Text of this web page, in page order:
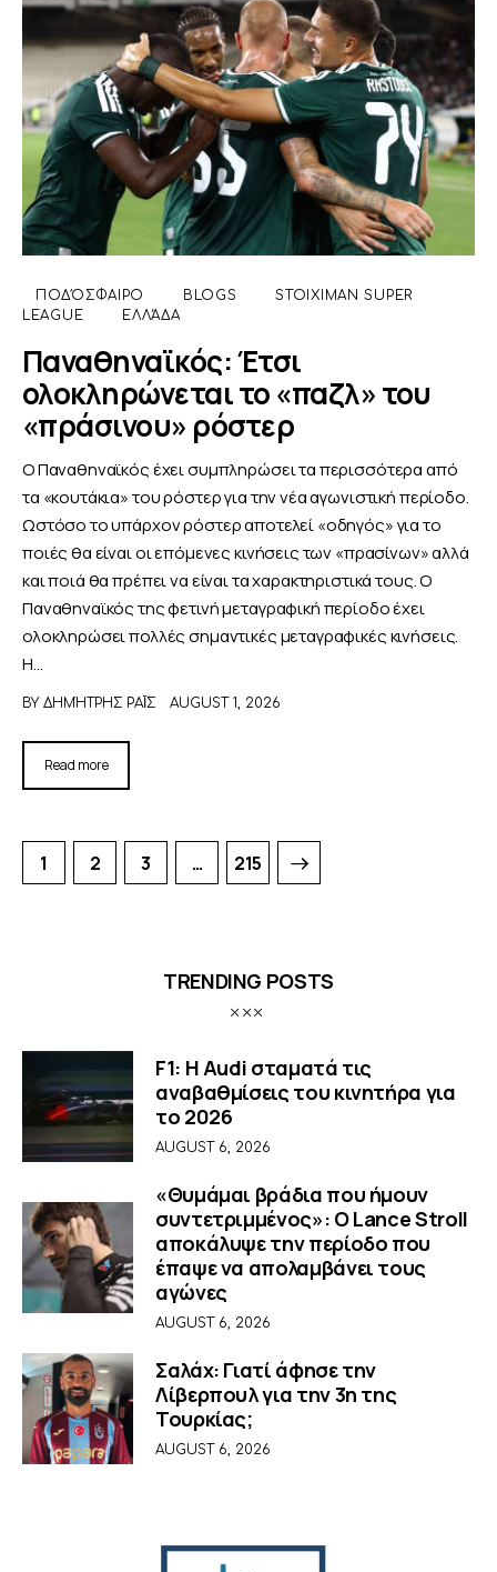
ΠΟΔΌΣΦΑΙΡΟ BLOGS
STOIXIMAN SUPER
LEAGUE
ΕΛΛΆΔΑ
Παναθηναϊκός: Έτσι
ολοκληρώνεται το «παζλ» του
«πράσινου» ρόστερ
Ο Παναθηναϊκός έχει συμπληρώσει τα περισσότερα από
τα «κουτάκια» του ρόστερ για την νέα αγωνιστική περίοδο.
Ωστόσο το υπάρχον ρόστερ αποτελεί «οδηγός» για το
ποιές θα είναι οι επόμενες κινήσεις των «πρασίνων» αλλά
και ποιά θα πρέπει να είναι τα χαρακτηριστικά τους. Ο
Παναθηναϊκός της φετινή μεταγραφική περίοδο έχει
ολοκληρώσει πολλές σημαντικές μεταγραφικές κινήσεις.
Η…
BY ΔΗΜΉΤΡΗΣ ΡΑΪ́Σ AUGUST 1, 2026
Read more
1 2 3 … 215
>
TRENDING POSTS
F1: Η Audi σταματά τις
αναβαθμίσεις του κινητήρα για
το 2026
AUGUST 6, 2026
«Θυμάμαι βράδια που ήμουν
συντετριμμένος»: O Lance Stroll
αποκάλυψε την περίοδο που
έπαψε να απολαμβάνει τους
αγώνες
AUGUST 6, 2026
Σαλάχ: Γιατί άφησε την
Λίβερπουλ για την 3η της
Τουρκίας;
AUGUST 6, 2026